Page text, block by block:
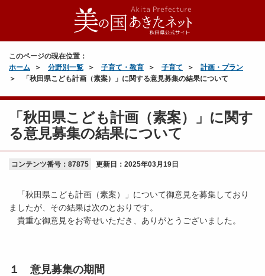
このページの現在位置：
ホーム
分野別一覧 子育て・教育 子育て
計画・プラン
「秋田県こども計画（素案）」に関する意見募集の結果について
「秋田県こども計画（素案）」に関す
る意見募集の結果について
コンテンツ番号：87875 更新日： 2025年03月19日
「秋田県こども計画（素案）」について御意見を募集しており
ましたが、その結果は次のとおりです。
貴重な御意見をお寄せいただき、ありがとうございました。
１ 意見募集の期間